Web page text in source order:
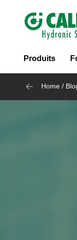
Header
Produits
Home /